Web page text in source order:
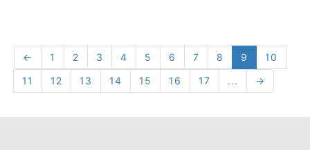
← 1 2 3 4 5 6 7 8 9
10
11
12 13 14 15 16 17 ... →